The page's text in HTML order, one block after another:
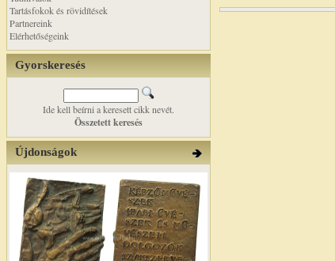
Tartásfokok és rövidítések
Partnereink
Elérhetőségeink
Gyorskeresés
Ide kell beírni a keresett cikk nevét.
Összetett keresés
Újdonságok